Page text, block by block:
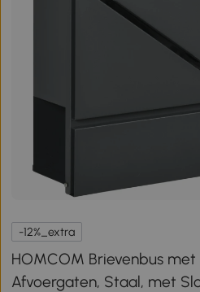
-12%_extra
HOMCOM Brievenbus
Afvoergaten, Staal, met